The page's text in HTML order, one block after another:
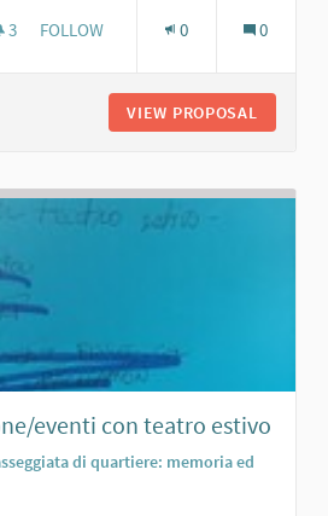
3 3 FOLLOWERS
FOLLOW 0 0
VIEW PROPOSAL
eventi con teatro estivo
di quartiere: memoria ed